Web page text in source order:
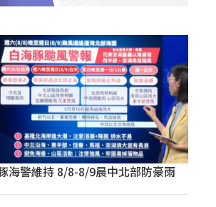
海警維持 8/8-8/9晨中北部防豪雨